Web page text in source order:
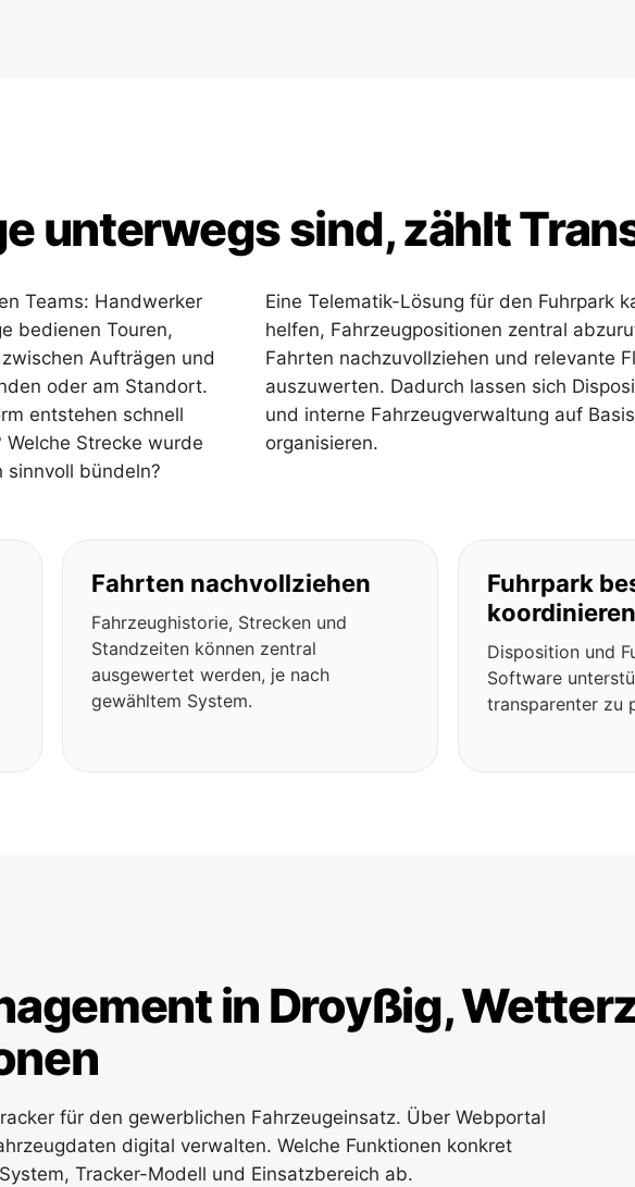
unterwegs sind, zählt
Teams: Handwerker
bedienen Touren,
Aufträgen und
oder am Standort.
entstehen schnell
Welche Strecke wurde
sinnvoll bündeln?
Eine Telematik-Lösung für den Fuhrpark
helfen, Fahrzeugpositionen zentral
Fahrten nachzuvollziehen und relevante
auszuwerten. Dadurch lassen sich
und interne Fahrzeugverwaltung auf
organisieren.
Fahrten nachvollziehen
Fahrzeughistorie, Strecken und
Standzeiten können zentral
ausgewertet werden, je nach
gewähltem System.
Fuhrpark
koordinieren
Disposition und
Software
transparenter zu
in Droyßig,
für den gewerblichen Fahrzeugeinsatz. Über Webportal
digital verwalten. Welche Funktionen konkret
Tracker-Modell und Einsatzbereich ab.